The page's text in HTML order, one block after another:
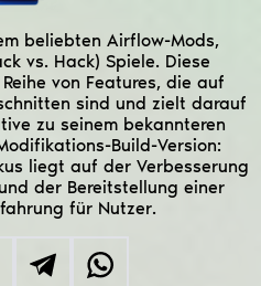
beliebten Airflow-Mods,
vs. Hack) Spiele. Diese
von Features, die auf
sind und zielt darauf
zu seinem bekannteren
Build-Version:
liegt auf der Verbesserung
der Bereitstellung einer
für Nutzer.